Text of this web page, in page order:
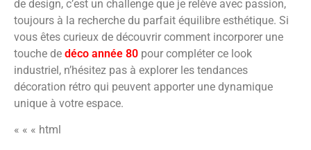
de design, c’est un challenge que je relève avec passion,
toujours à la recherche du parfait équilibre esthétique. Si
vous êtes curieux de découvrir comment incorporer une
touche de déco année 80 pour compléter ce look
industriel, n’hésitez pas à explorer les tendances
décoration rétro qui peuvent apporter une dynamique
unique à votre espace.
« « « html